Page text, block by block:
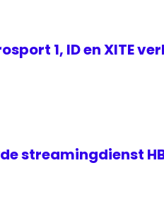
1, ID en XITE
streamingdienst